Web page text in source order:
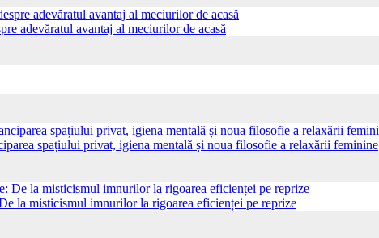
adevăratul avantaj al meciurilor de acasă
spațiului privat, igiena mentală și noua filosofie a relaxării feminine
la misticismul imnurilor la rigoarea eficienței pe reprize